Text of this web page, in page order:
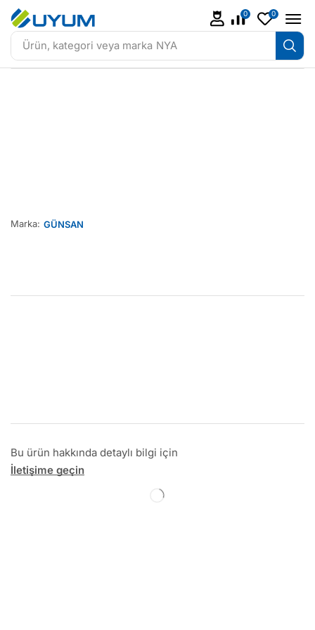
Ürün, kategori veya marka NYA
0 0
Marka: GÜNSAN
Bu ürün hakkında detaylı bilgi için
İletişime geçin